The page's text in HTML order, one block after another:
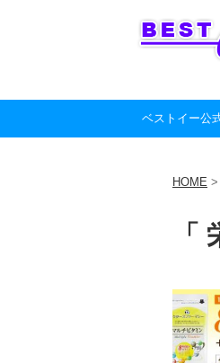
ベストイー公
HOME >
「